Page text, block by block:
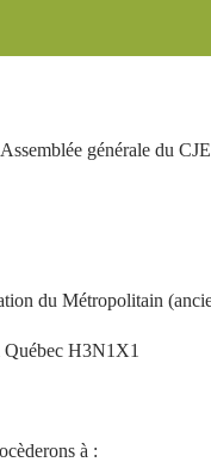
générale du
du Métropolitain
Québec H3N1X1
à :